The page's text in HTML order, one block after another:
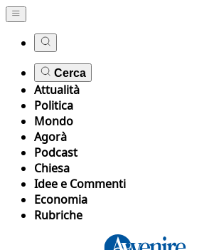
Cerca
Attualità
Politica
Mondo
Agorà
Podcast
Chiesa
Idee e Commenti
Economia
Rubriche